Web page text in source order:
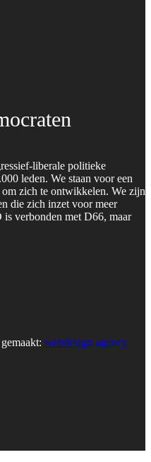
liberale politieke
leden. We staan voor een
zich te ontwikkelen. We zijn
die zich inzet voor meer
verbonden met D66, maar
webdesign agency